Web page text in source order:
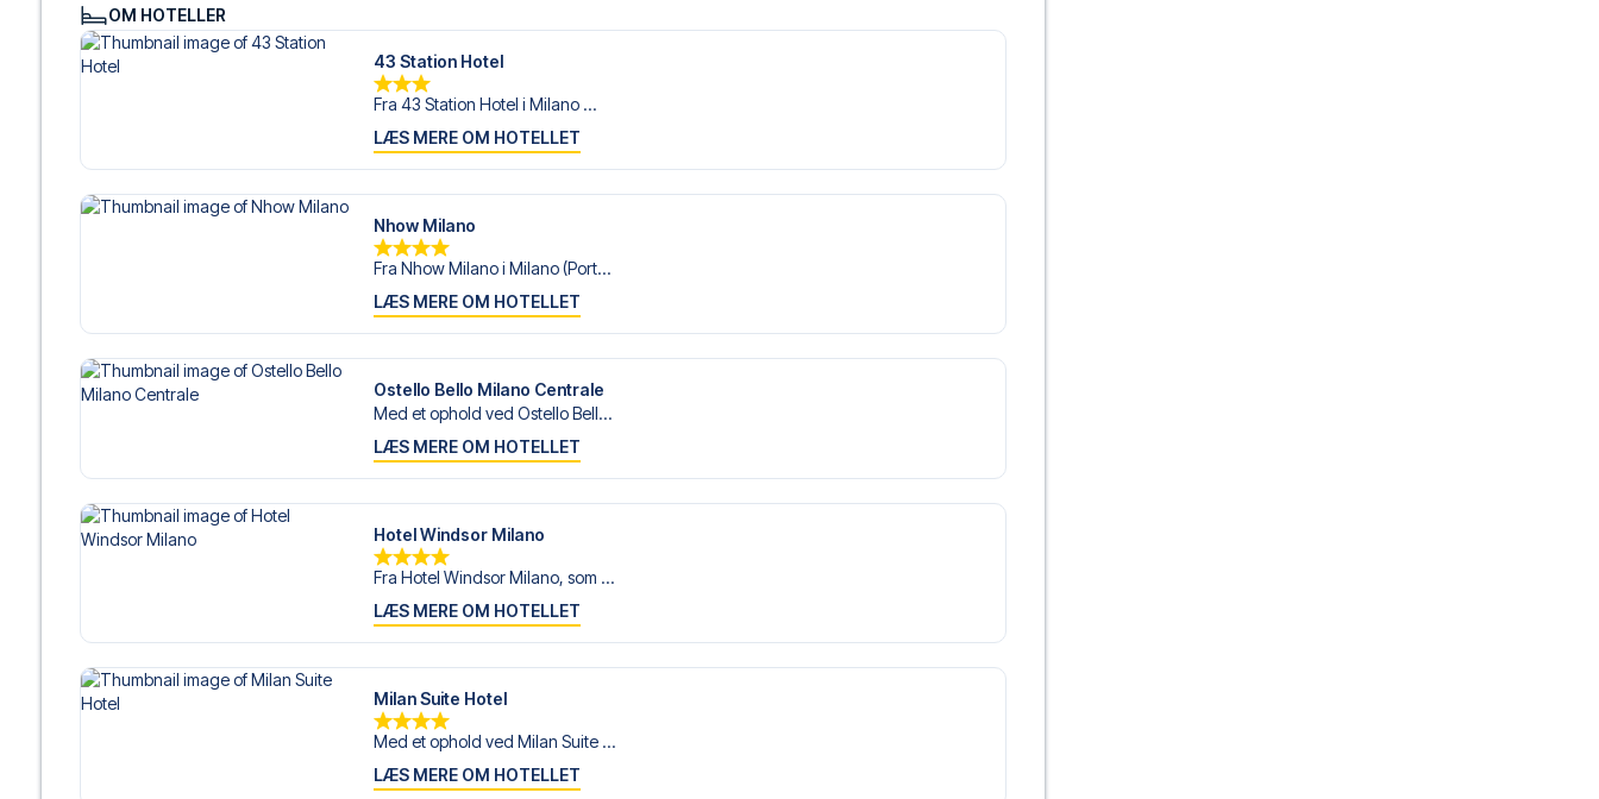
OM HOTELLER
43 Station Hotel
Fra 43 Station Hotel i Milano ...
LÆS MERE OM HOTELLET
Nhow Milano
Fra Nhow Milano i Milano (Port...
LÆS MERE OM HOTELLET
Ostello Bello Milano Centrale
Med et ophold ved Ostello Bell...
LÆS MERE OM HOTELLET
Hotel Windsor Milano
Fra Hotel Windsor Milano, som ...
LÆS MERE OM HOTELLET
Milan Suite Hotel
Med et ophold ved Milan Suite ...
LÆS MERE OM HOTELLET